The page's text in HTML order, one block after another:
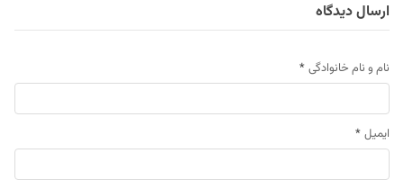
ارسال دیدگاه
نام و نام خانوادگی *
ایمیل *